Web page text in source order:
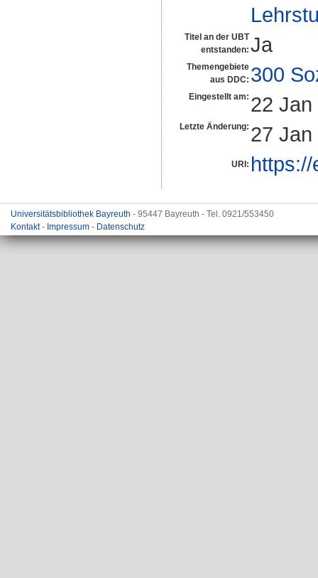
Titel an der UBT
entstanden: Ja
Themengebiete
aus DDC: 300
Eingestellt am: 22
Letzte Änderung: 27
URI:
Universitätsbibliothek Bayreuth - 95447 Bayreuth - Tel. 0921/553450
Kontakt- Impressum - Datenschutz